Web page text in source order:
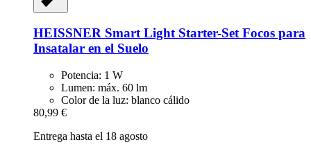
HEISSNER Smart Light Starter-​Set Focos para
Insatalar en el Suelo
Potencia: 1 W
Lumen: máx. 60 lm
Color de la luz: blanco cálido
80,99 €
Entrega hasta el 18 agosto